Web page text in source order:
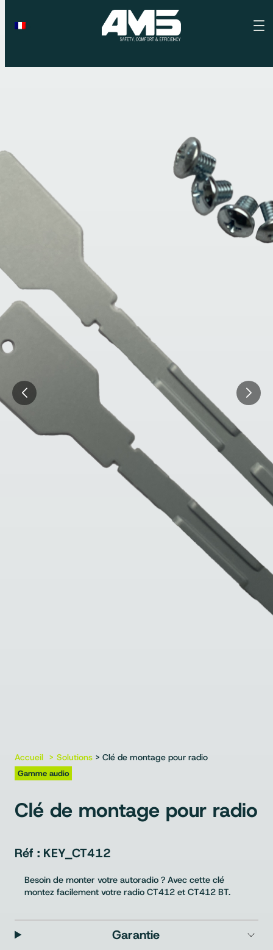
Accueil Solutions > Clé de montage pour radio
Gamme audio
Clé de montage pour radio
KEY_CT412
Besoin de monter votre autoradio ? Avec cette clé
montez facilement votre radio CT412 et CT412 BT.
Garantie